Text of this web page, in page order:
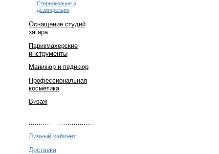
Стерилизация и
дезинфекция
Оснащение студий
загара
Парикмахерские
инструменты
Маникюр и педикюр
Профессиональная
косметика
Визаж
Личный кабинет
Доставка